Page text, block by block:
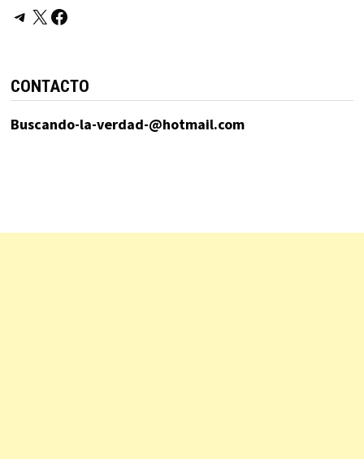
Telegram
X Facebook
CONTACTO
Buscando-la-verdad-@hotmail.com